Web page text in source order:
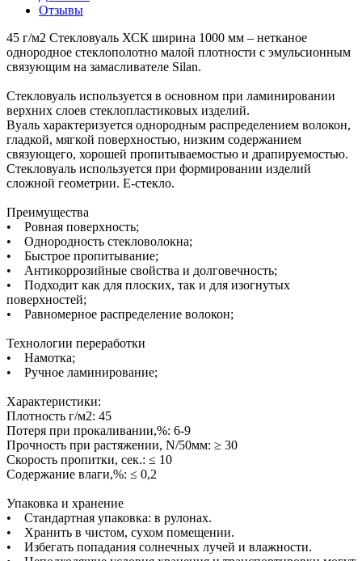
Отзывы
45 г/м2 Стекловуаль ХСК ширина 1000 мм – нетканое
однородное стеклополотно малой плотности с эмульсионным
связующим на замасливателе Silan.
Стекловуаль используется в основном при ламинировании
верхних слоев стеклопластиковых изделий.
Вуаль характеризуется однородным распределением волокон,
гладкой, мягкой поверхностью, низким содержанием
связующего, хорошей пропитываемостью и драпируемостью.
Стекловуаль используется при формировании изделий
сложной геометрии. Е-стекло.
Преимущества
• Ровная поверхность;
• Однородность стекловолокна;
• Быстрое пропитывание;
• Антикоррозийные свойства и долговечность;
• Подходит как для плоских, так и для изогнутых
поверхностей;
• Равномерное распределение волокон;
Технологии переработки
• Намотка;
• Ручное ламинирование;
Характеристики:
Плотность г/м2: 45
Потеря при прокаливании,%: 6-9
Прочность при растяжении, N/50мм: ≥ 30
Скорость пропитки, сек.: ≤ 10
Содержание влаги,%: ≤ 0,2
Упаковка и хранение
• Стандартная упаковка: в рулонах.
• Хранить в чистом, сухом помещении.
• Избегать попадания солнечных лучей и влажности.